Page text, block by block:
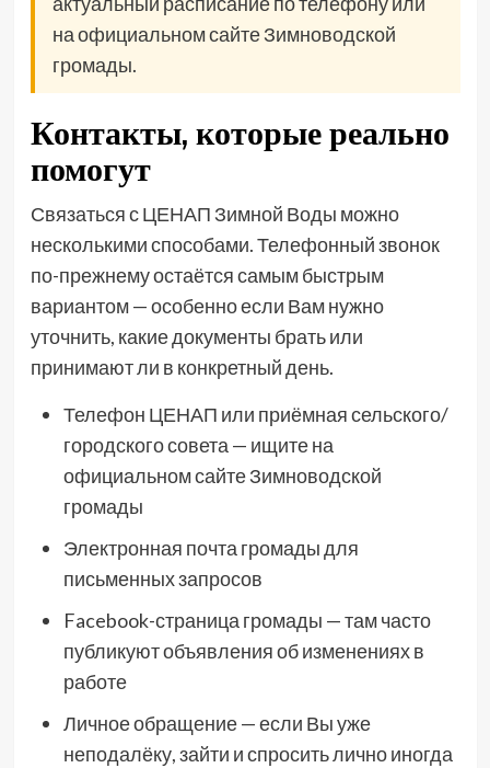
на официальном сайте Зимноводской
громады.
Контакты, которые реально
помогут
Связаться с ЦЕНАП Зимной Воды можно
несколькими способами. Телефонный звонок
по-прежнему остаётся самым быстрым
вариантом — особенно если Вам нужно
уточнить, какие документы брать или
принимают ли в конкретный день.
Телефон ЦЕНАП или приёмная сельского/
городского совета — ищите на
официальном сайте Зимноводской
громады
Электронная почта громады для
письменных запросов
Facebook-страница громады — там часто
публикуют объявления об изменениях в
работе
Личное обращение — если Вы уже
неподалёку, зайти и спросить лично иногда